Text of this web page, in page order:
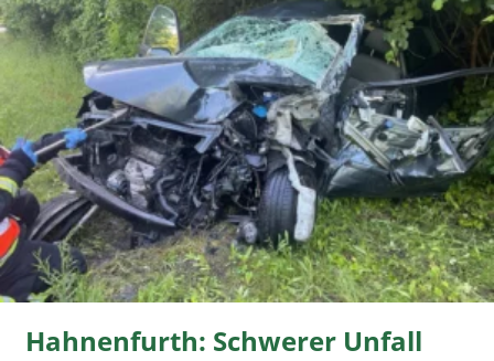
Hahnenfurth: Schwerer Unfall